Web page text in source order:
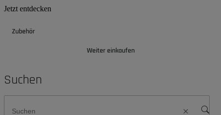
Jetzt entdecken
Zubehör
Weiter einkaufen
Suchen